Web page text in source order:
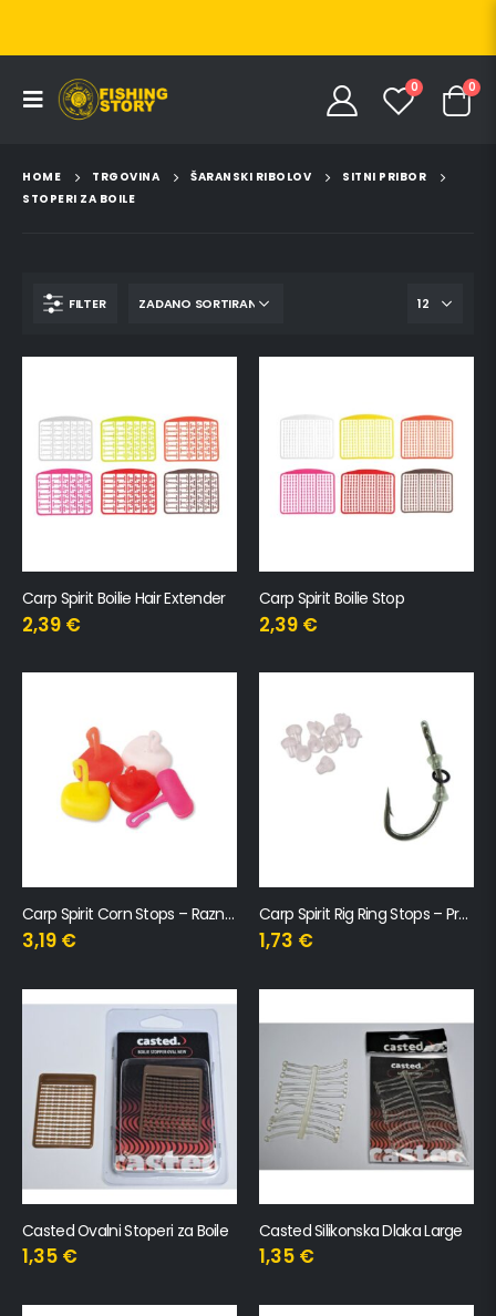
0 0
HOME TRGOVINA ŠARANSKI RIBOLOV
SITNI PRIBOR
STOPERI ZA BOILE
FILTER
Carp Spirit Boilie Hair Extender
2,39 €
Carp Spirit Boilie Stop
2,39 €
Carp Spirit Corn Stops – Razne boje
3,19 €
Carp Spirit Rig Ring Stops – Prozirni
1,73 €
Casted Ovalni Stoperi za Boile
1,35 €
Casted Silikonska Dlaka Large
1,35 €